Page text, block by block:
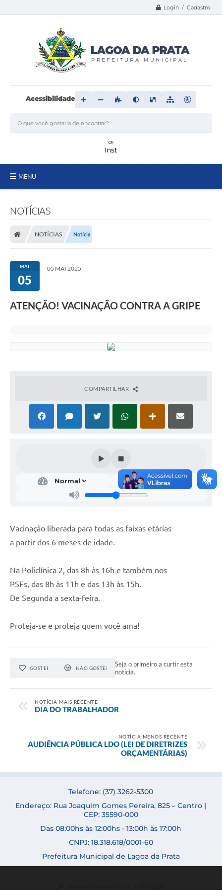
Login / Cadastro
Acessibilidade
MENU
Carta de Serviços
Ouvidoria
Administração
Sala Mineira do Empreendedor
MROSC - Parcerias
Notícias
Contratos
Termos de Uso & Política de Privacidade
Links
NOTÍCIAS
NOTÍCIAS Notícia
MAI
05
05 MAI 2025
ATENÇÃO! VACINAÇÃO CONTRA A GRIPE
COMPARTILHAR
Vacinação liberada para todas as faixas etárias
a partir dos 6 meses de idade.
Na Policlínica 2, das 8h às 16h e também nos
PSFs, das 8h às 11h e das 13h às 15h.
De Segunda a sexta-feira.
Proteja-se e proteja quem você ama!
GOSTEI NÃO GOSTEI
Seja o primeiro a curtir esta
notícia.
NOTÍCIA MAIS RECENTE
DIA DO TRABALHADOR
NOTÍCIA MENOS RECENTE
AUDIÊNCIA PÚBLICA LDO (LEI DE DIRETRIZES
ORÇAMENTÁRIAS)
Telefone: (37) 3262-5300
Endereço: Rua Joaquim Gomes Pereira, 825 – Centro |
CEP: 35590-000
Das 08:00hs às 12:00hs - 13:00h às 17:00h
CNPJ: 18.318.618/0001-60
Prefeitura Municipal de Lagoa da Prata